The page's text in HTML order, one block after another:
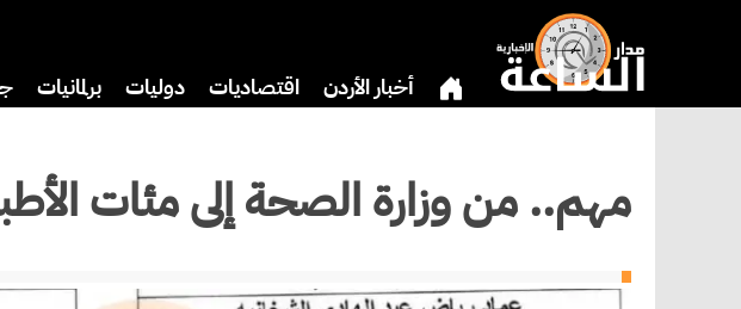
أخبار الأردن اقتصاديات دوليات برلمانيات
مهم.. من وزارة الصحة إلى مئات